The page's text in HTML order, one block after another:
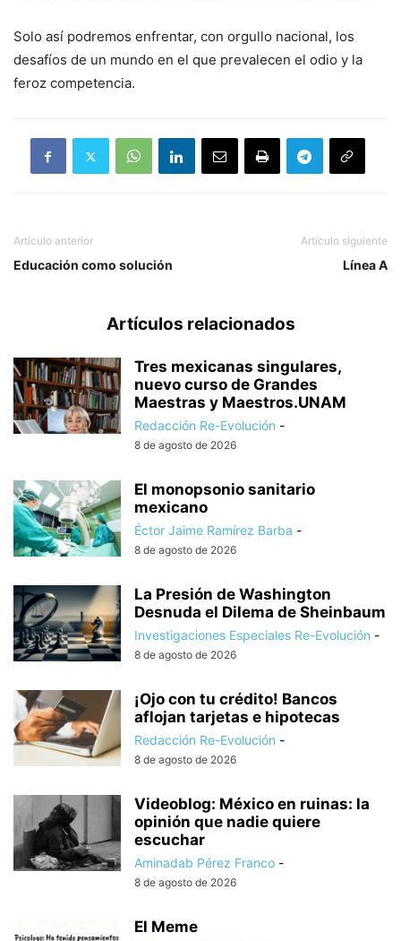
Solo así podremos enfrentar, con orgullo nacional, los
desafíos de un mundo en el que prevalecen el odio y la
feroz competencia.
Artículo anterior
Educación como solución
Artículo siguiente
Línea A
Artículos relacionados
Tres mexicanas singulares,
nuevo curso de Grandes
Maestras y Maestros.UNAM
Redacción Re-Evolución -
8 de agosto de 2026
El monopsonio sanitario
mexicano
Éctor Jaime Ramírez Barba -
8 de agosto de 2026
La Presión de Washington
Desnuda el Dilema de Sheinbaum
Investigaciones Especiales Re-Evolución -
8 de agosto de 2026
¡Ojo con tu crédito! Bancos
aflojan tarjetas e hipotecas
Redacción Re-Evolución -
8 de agosto de 2026
Videoblog: México en ruinas: la
opinión que nadie quiere
escuchar
Aminadab Pérez Franco -
8 de agosto de 2026
El Meme